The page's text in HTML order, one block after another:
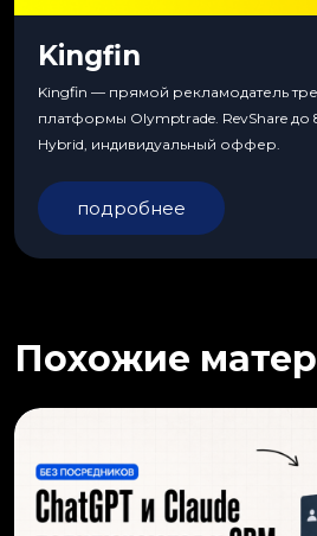
Kingfin
Kingfin — прямой рекламодатель
платформы Olymptrade. RevShare до
Hybrid, индивидуальный оффер.
подробнее
Похожие